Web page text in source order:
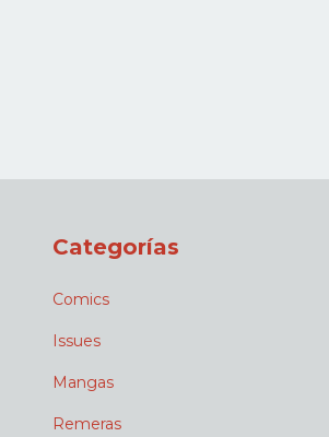
Categorías
Comics
Issues
Mangas
Remeras